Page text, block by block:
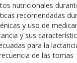
nutricionales
recomendadas
y uso de
y sus
para la
de las tomas